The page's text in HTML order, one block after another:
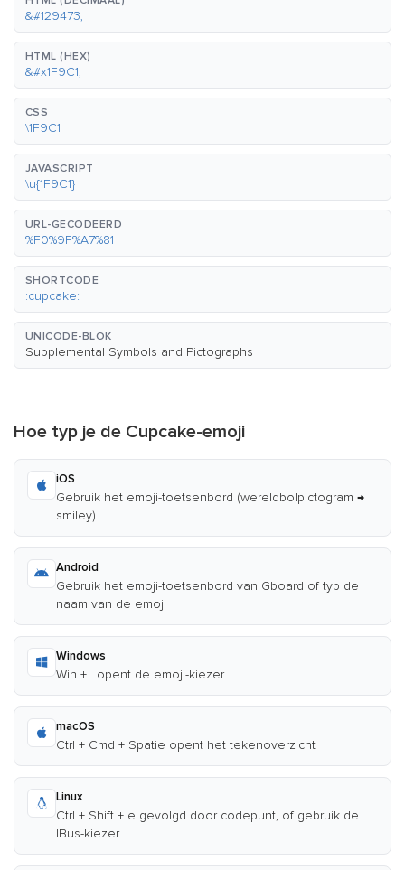
&#129473;
HTML (HEX)
&#x1F9C1;
CSS
\1F9C1
JAVASCRIPT
\u{1F9C1}
URL-GECODEERD
%F0%9F%A7%81
SHORTCODE
:cupcake:
UNICODE-BLOK
Supplemental Symbols and Pictographs
Hoe typ je de Cupcake-emoji
iOS
Gebruik het emoji-toetsenbord (wereldbolpictogram →
smiley)
Android
Gebruik het emoji-toetsenbord van Gboard of typ de
naam van de emoji
Windows
Win + . opent de emoji-kiezer
macOS
Ctrl + Cmd + Spatie opent het tekenoverzicht
Linux
Ctrl + Shift + e gevolgd door codepunt, of gebruik de
IBus-kiezer